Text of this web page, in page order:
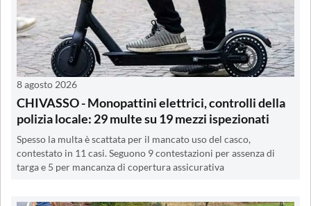
8 agosto 2026
CHIVASSO - Monopattini elettrici, controlli della
polizia locale: 29 multe su 19 mezzi ispezionati
Spesso la multa è scattata per il mancato uso del casco,
contestato in 11 casi. Seguono 9 contestazioni per assenza di
targa e 5 per mancanza di copertura assicurativa